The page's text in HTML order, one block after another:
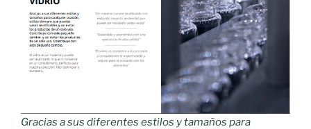
Gracias a sus diferentes estilos y tamaños para